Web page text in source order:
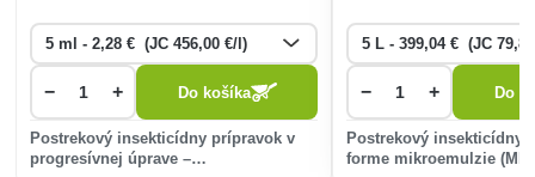
− + Do košíka
Postrekový insekticídny prípravok v
progresívnej úprave –
− + Do
Postrekový insekticídny
forme mikroemulzie